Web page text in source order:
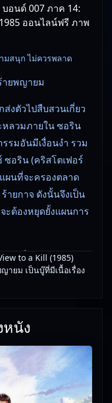
บอนด์ 007 ภาค 14:
ออนไลน์ฟรี ภาพ
มสนุก ไม่ควรพลาด
ายพญายม
ส่งตัวไปสืบสวนเกี่ยว
ลวมภายใน ซอริน
รมอันมีเงื่อนงำ รวม
อริน (คริสโตเฟอร์
ผนที่จะครองตลาด
ายกาจ ดังนั้นจึงเป็น
ต้องหยุดยั้งแผนการ
บอนด์ 007 ภาค 14:
ม่ชนโรงปี ออนไลน์
เนื้อเรื่องน่าติดตามดู
(1985) เจมส์ บอนด์
พลิน เหมาะกับวันพัก
to a Kill (1985)
ายม เป็นบู๊ที่มีเนื้อเรื่อง
หนัง